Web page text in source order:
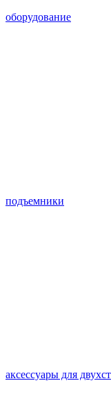
оборудование
подъемники
аксессуары для